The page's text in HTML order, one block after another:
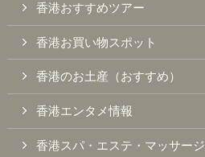
香港おすすめツアー
香港お買い物スポット
香港のお土産（おすすめ）
香港エンタメ情報
香港スパ・エステ・マッサージ